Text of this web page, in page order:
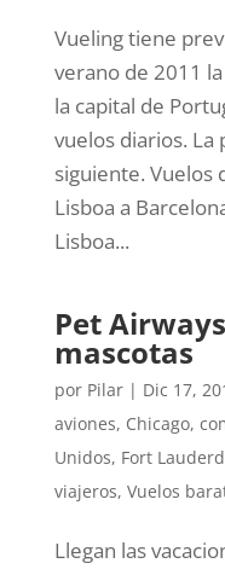
Vueling tiene
verano de 2011
la capital de
vuelos diarios. La
siguiente. Vuelos
Lisboa a
Lisboa...
Pet
mascotas
por Pilar| Dic 17,
aviones, Chicago,
Unidos, Fort
viajeros, Vuelos
Llegan las